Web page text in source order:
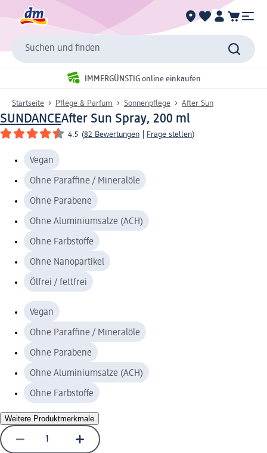
Suchen und finden
IMMERGÜNSTIG online einkaufen
Startseite Pflege & Parfum Sonnenpflege After Sun
SUNDANCEAfter Sun Spray, 200 ml
4.5 (82 Bewertungen Frage stellen)
Vegan
Ohne Paraffine / Mineralöle
Ohne Parabene
Ohne Aluminiumsalze (ACH)
Ohne Farbstoffe
Ohne Nanopartikel
Ölfrei / fettfrei
Vegan
Ohne Paraffine / Mineralöle
Ohne Parabene
Ohne Aluminiumsalze (ACH)
Ohne Farbstoffe
Weitere Produktmerkmale